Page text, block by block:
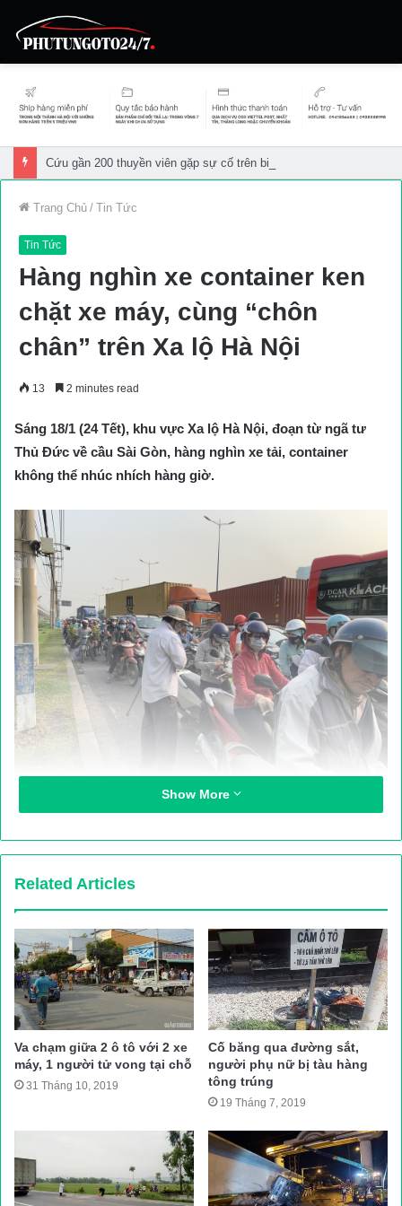
Cứu gần 200 thuyền viên gặp sự cố trên biển
Trang Chủ / Tin Tức
Tin Tức
Hàng nghìn xe container ken
chặt xe máy, cùng “chôn
chân” trên Xa lộ Hà Nội
13 2 minutes read
Sáng 18/1 (24 Tết), khu vực Xa lộ Hà Nội, đoạn từ ngã tư
Thủ Đức về cầu Sài Gòn, hàng nghìn xe tải, container
không thể nhúc nhích hàng giờ.
Ngày 18/1 (24 Tết), theo ghi nhận của PV, ngay từ sáng sớm
ngã tư Thủ Đức (Q.Thủ Đức, TP.HCM) hàng nghìn xe tải,
container nối đuôi nhau “chôn chân” hàng giờ. Hướng từ Ngã tư
Thủ Đức về cầu Sài Gòn, các phương tiện cũng nhích từng
chút một.
Kẹt xe, các phương tiện chen lấn càng làm giao thông hỗn loạn
hơn. Các tuyến song hành trên Xa lộ Hà Nội cũng ùn tắc
nghiêm trọng do các phương tiện chen nhau tìm cách thoát khỏi
khu vực này.
xe đi bộ và lựa chọn phương tiện khác. Xe máy len lỏi giữa các
xe container để tìm cách thoát kẹt xe.
Show More
Related Articles
Va chạm giữa 2 ô tô với 2 xe
máy, 1 người tử vong tại chỗ
31 Tháng 10, 2019
Cố băng qua đường sắt,
người phụ nữ bị tàu hàng
tông trúng
19 Tháng 7, 2019